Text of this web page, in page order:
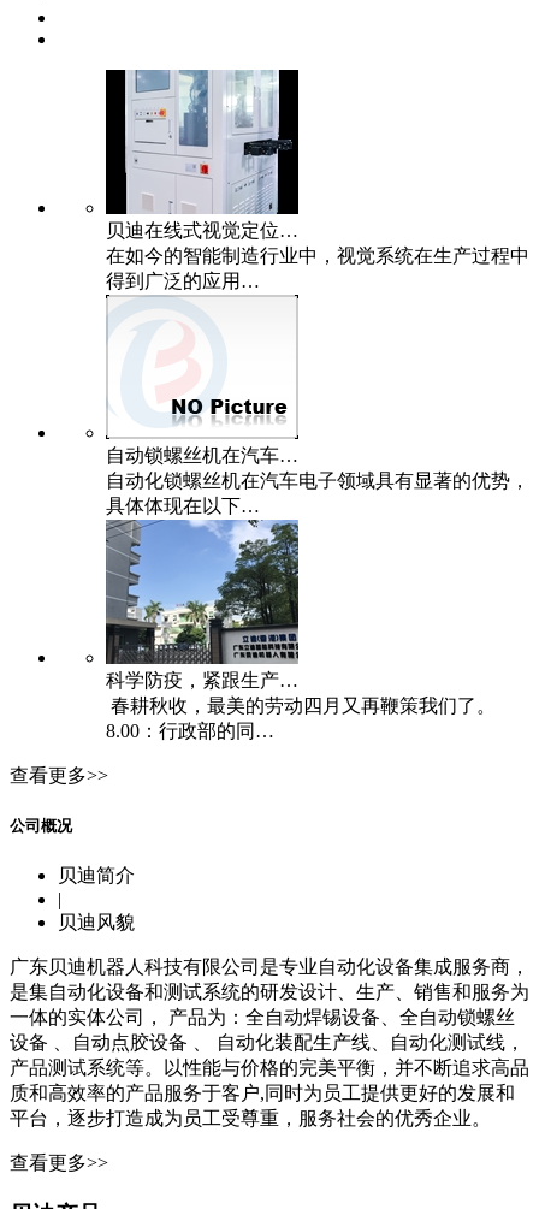
贝迪在线式视觉定位…
在如今的智能制造行业中，视觉系统在生产过程中
得到广泛的应用…
自动锁螺丝机在汽车…
自动化锁螺丝机在汽车电子领域具有显著的优势，
具体体现在以下…
科学防疫，紧跟生产…
春耕秋收，最美的劳动四月又再鞭策我们了。
8.00：行政部的同…
查看更多>>
公司概况
贝迪简介
|
贝迪风貌
广东贝迪机器人科技有限公司是专业自动化设备集成服务商，
是集自动化设备和测试系统的研发设计、生产、销售和服务为
一体的实体公司， 产品为：全自动焊锡设备、全自动锁螺丝
设备 、自动点胶设备 、 自动化装配生产线、自动化测试线，
产品测试系统等。以性能与价格的完美平衡，并不断追求高品
质和高效率的产品服务于客户,同时为员工提供更好的发展和
平台，逐步打造成为员工受尊重，服务社会的优秀企业。
查看更多>>